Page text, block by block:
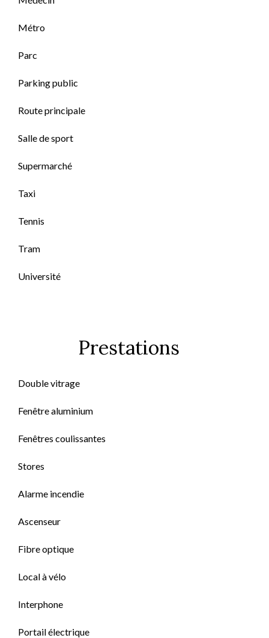
Métro
Parc
Parking public
Route principale
Salle de sport
Supermarché
Taxi
Tennis
Tram
Université
Prestations
Double vitrage
Fenêtre aluminium
Fenêtres coulissantes
Stores
Alarme incendie
Ascenseur
Fibre optique
Local à vélo
Interphone
Portail électrique